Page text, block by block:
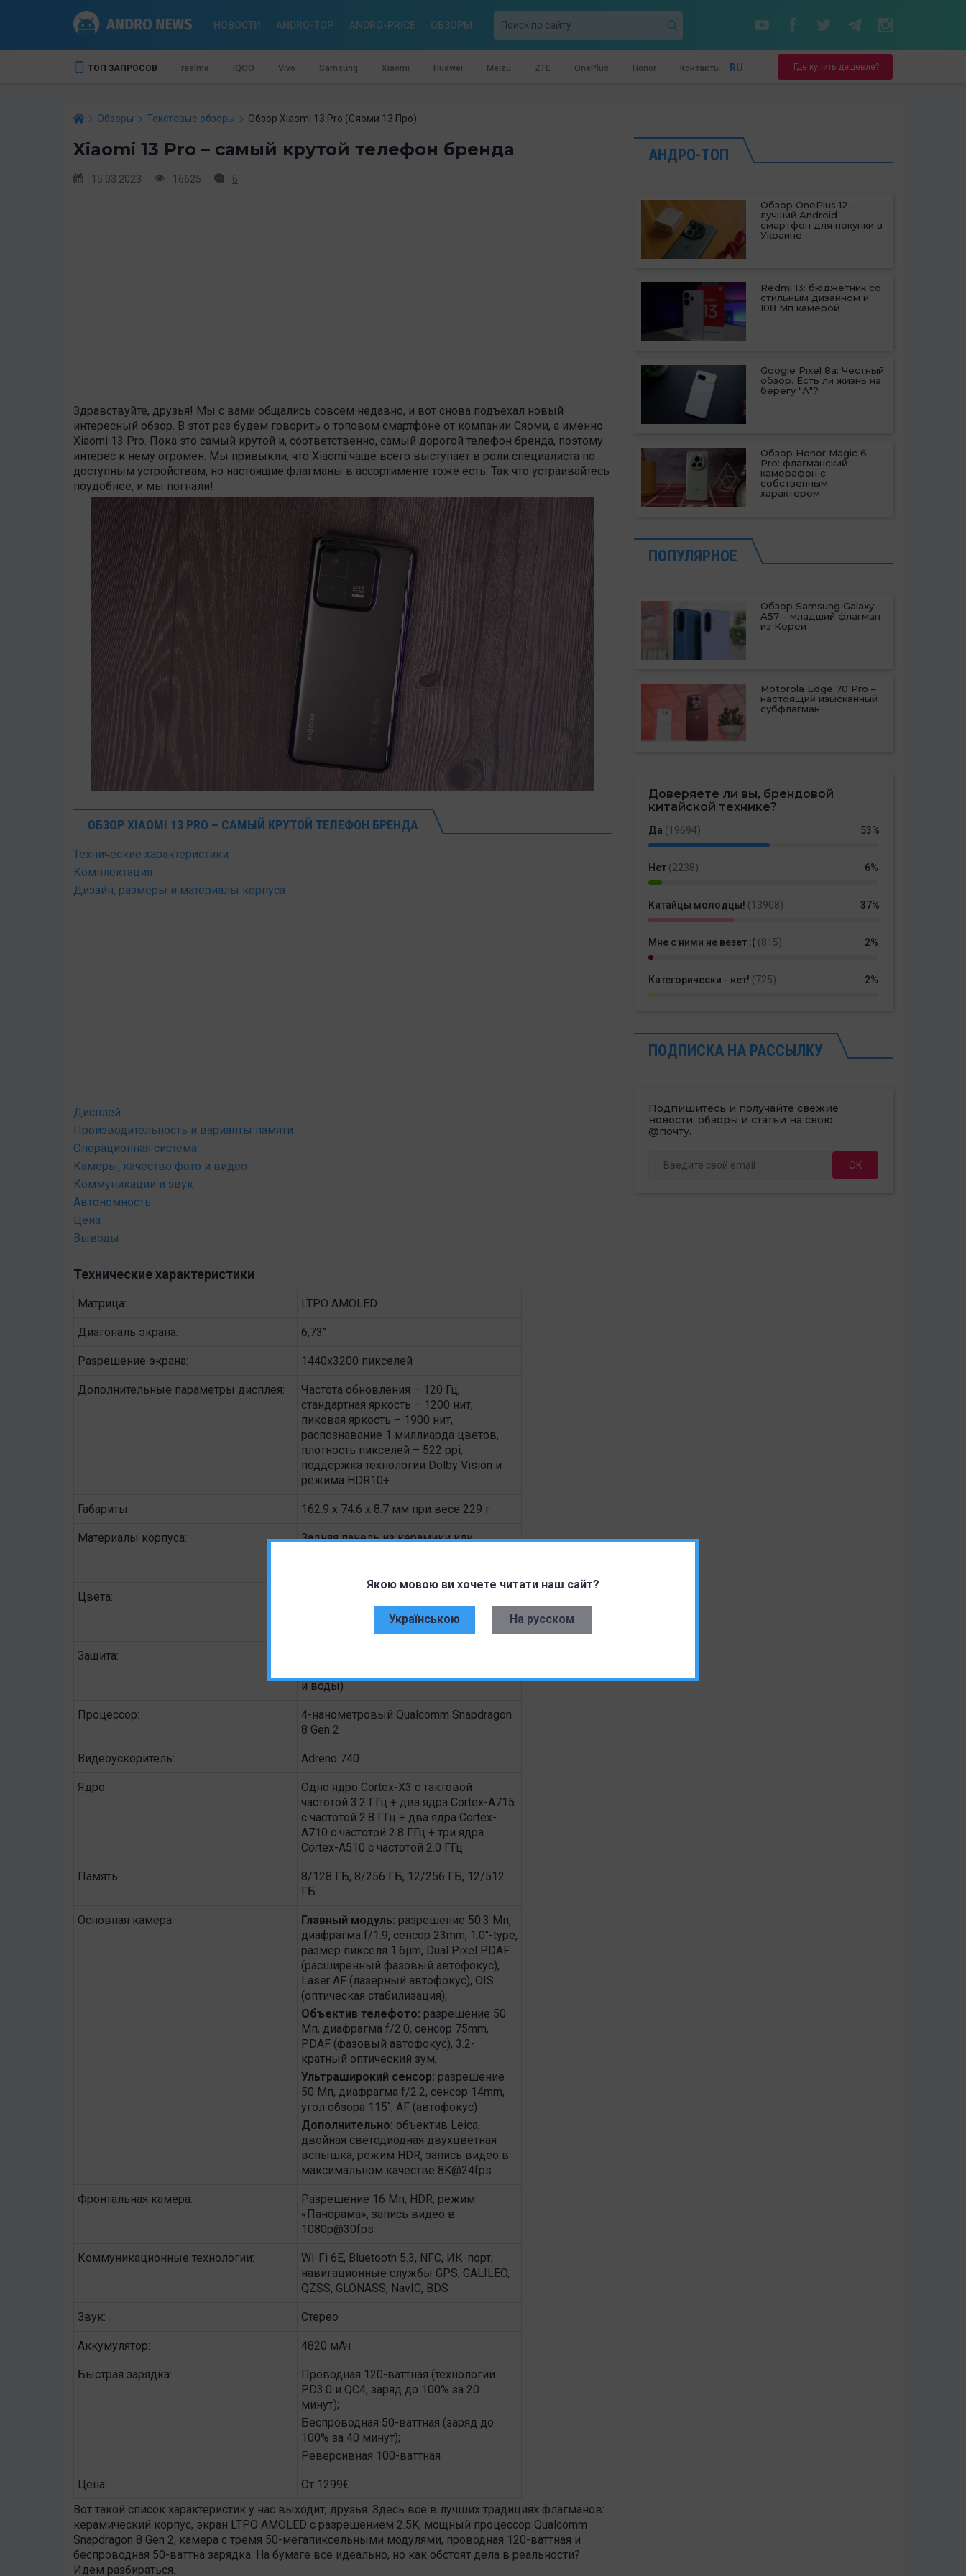
Якою мовою ви хочете читати наш сайт?
Українською На русском
НОВОСТИ ANDRO-TOP ANDRO-PRICE ОБЗОРЫ
ТОП ЗАПРОСОВ realme iQOO Vivo Samsung Xiaomi Huawei Meizu ZTE OnePlus Honor Контакты RU Где купить дешевле?
Обзоры Текстовые обзоры Обзор Xiaomi 13 Pro (Сяоми 13 Про)
Xiaomi 13 Pro – самый крутой телефон бренда
15.03.2023 16625 6
Здравствуйте, друзья! Мы с вами общались совсем недавно, и вот снова подъехал новый
интересный обзор. В этот раз будем говорить о топовом смартфоне от компании Сяоми, а именно
Xiaomi 13 Pro. Пока это самый крутой и, соответственно, самый дорогой телефон бренда, поэтому
интерес к нему огромен. Мы привыкли, что Xiaomi чаще всего выступает в роли специалиста по
доступным устройствам, но настоящие флагманы в ассортименте тоже есть. Так что устраивайтесь
поудобнее, и мы погнали!
ОБЗОР XIAOMI 13 PRO – САМЫЙ КРУТОЙ ТЕЛЕФОН БРЕНДА
Технические характеристики
Комплектация
Дизайн, размеры и материалы корпуса
Дисплей
Производительность и варианты памяти
Операционная система
Камеры, качество фото и видео
Коммуникации и звук
Автономность
Цена
Выводы
Технические характеристики
Матрица: LTPO AMOLED
Диагональ экрана: 6,73″
Разрешение экрана: 1440x3200 пикселей
Дополнительные параметры дисплея:
Частота обновления – 120 Гц,
стандартная яркость – 1200 нит,
пиковая яркость – 1900 нит,
распознавание 1 миллиарда цветов,
плотность пикселей – 522 ppi,
поддержка технологии Dolby Vision и
режима HDR10+
Габариты: 162.9 x 74.6 x 8.7 мм при весе 229 г
Материалы корпуса:
Задняя панель из керамики или
Цвета:
(черный), Ceramic Flora Green (зеленый),
Mountain Blue (голубой из экокожи)
Защита:
и воды)
Процессор:
4-нанометровый Qualcomm Snapdragon
8 Gen 2
Видеоускоритель: Adreno 740
Ядро:
Одно ядро Cortex-X3 с тактовой
частотой 3.2 ГГц + два ядра Cortex-A715
с частотой 2.8 ГГц + два ядра Cortex-
A710 с частотой 2.8 ГГц + три ядра
Cortex-A510 с частотой 2.0 ГГц
Память:
8/128 ГБ, 8/256 ГБ, 12/256 ГБ, 12/512
ГБ
Основная камера: Главный модуль: разрешение 50.3 Мп,
диафрагма f/1.9, сенсор 23mm, 1.0"-type,
размер пикселя 1.6µm, Dual Pixel PDAF
(расширенный фазовый автофокус),
Laser AF (лазерный автофокус), OIS
(оптическая стабилизация);
Объектив телефото: разрешение 50
Мп, диафрагма f/2.0, сенсор 75mm,
PDAF (фазовый автофокус), 3.2-
кратный оптический зум;
Ультраширокий сенсор: разрешение
50 Мп, диафрагма f/2.2, сенсор 14mm,
угол обзора 115˚, AF (автофокус)
Дополнительно: объектив Leica,
двойная светодиодная двухцветная
вспышка, режим HDR, запись видео в
максимальном качестве 8K@24fps
Фронтальная камера:
Разрешение 16 Мп, HDR, режим
«Панорама», запись видео в
1080p@30fps
Коммуникационные технологии:
Wi-Fi 6E, Bluetooth 5.3, NFC, ИК-порт,
навигационные службы GPS, GALILEO,
QZSS, GLONASS, NavIC, BDS
Звук: Стерео
Аккумулятор: 4820 мАч
Быстрая зарядка:
Проводная 120-ваттная (технологии
PD3.0 и QC4, заряд до 100% за 20
минут);
Беспроводная 50-ваттная (заряд до
100% за 40 минут);
Реверсивная 100-ваттная
Цена:
От 1299€
Вот такой список характеристик у нас выходит, друзья. Здесь все в лучших традициях флагманов:
керамический корпус, экран LTPO AMOLED с разрешением 2.5K, мощный процессор Qualcomm
Snapdragon 8 Gen 2, камера с тремя 50-мегапиксельными модулями, проводная 120-ваттная и
беспроводная 50-ваттна зарядка. На бумаге все идеально, но как обстоят дела в реальности?
Идем разбираться.
АНДРО-ТОП
Обзор OnePlus 12 –
лучший Android
смартфон для покупки в
Украине
Redmi 13: бюджетник со
стильным дизайном и
108 Мп камерой
Google Pixel 8a: Честный
обзор. Есть ли жизнь на
берегу "А"?
Обзор Honor Magic 6
Pro: флагманский
камерафон с
собственным
характером
ПОПУЛЯРНОЕ
Обзор Samsung Galaxy
A57 – младший флагман
из Кореи
Motorola Edge 70 Pro –
настоящий изысканный
субфлагман
Доверяете ли вы, брендовой
китайской технике?
Да (19694) 53%
Нет (2238) 6%
Китайцы молодцы! (13908) 37%
Мне с ними не везет :( (815) 2%
Категорически - нет! (725) 2%
ПОДПИСКА НА РАССЫЛКУ
Подпишитесь и получайте свежие
новости, обзоры и статьи на свою
@почту.
ОК